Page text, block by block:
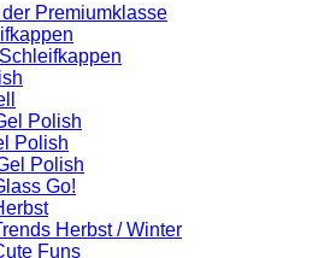
Premiumklasse
Polish
Polish
Polish
Go!
Herbst / Winter
Funs